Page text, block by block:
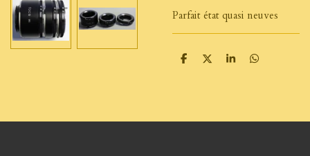
Parfait état quasi neuves
P
e
P
e
P
e
P
e